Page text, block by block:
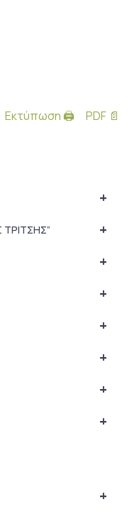
Εκτύπωση 🖨 PDF 📄
+
+
+
+
+
+
+
+
+